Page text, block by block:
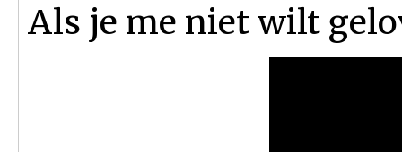
Als je me niet wilt